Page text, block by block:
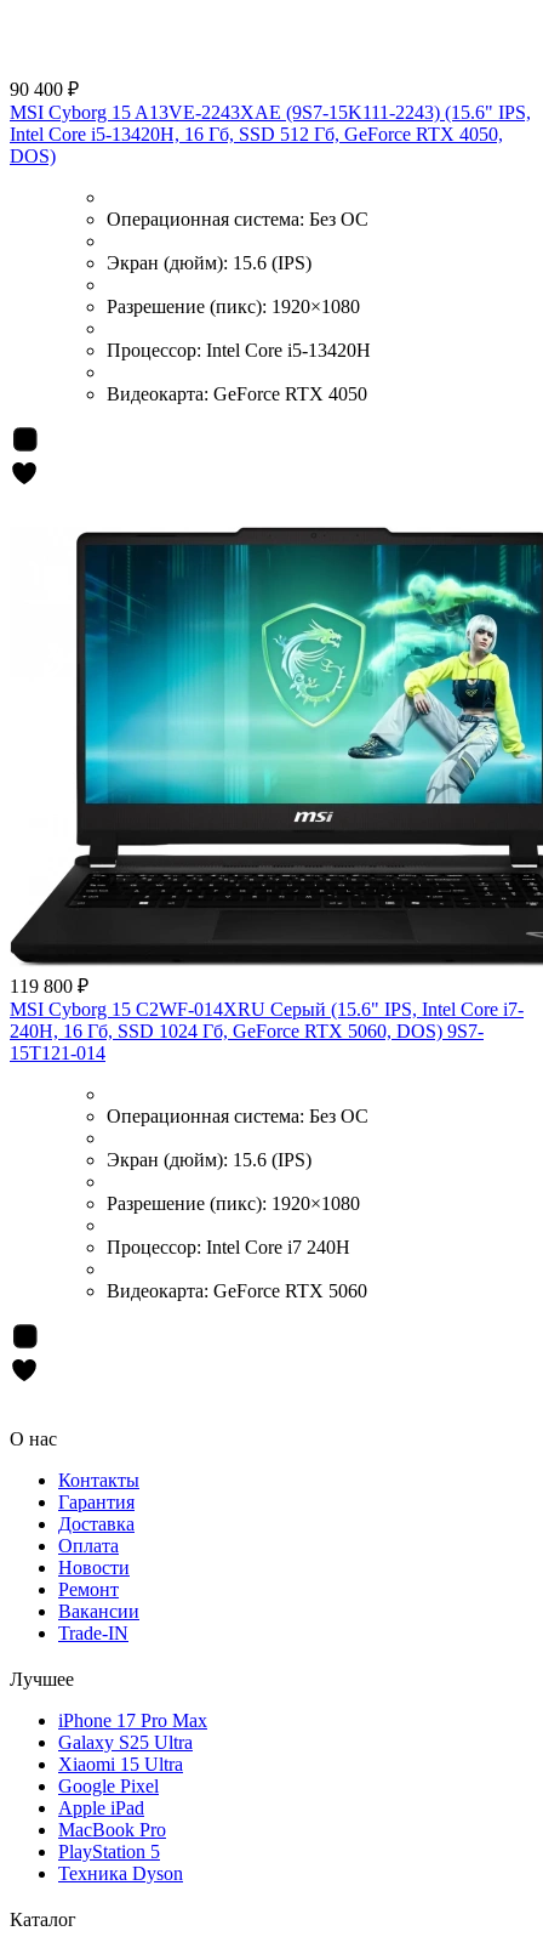
90 400 ₽
MSI Cyborg 15 A13VE-2243XAE (9S7-15K111-2243) (15.6" IPS,
Intel Core i5-13420H, 16 Гб, SSD 512 Гб, GeForce RTX 4050,
DOS)
Операционная система: Без ОС
Экран (дюйм): 15.6 (IPS)
Разрешение (пикс): 1920×1080
Процессор: Intel Core i5-13420H
Видеокарта: GeForce RTX 4050
119 800 ₽
MSI Cyborg 15 C2WF-014XRU Серый (15.6" IPS, Intel Core i7-
240H, 16 Гб, SSD 1024 Гб, GeForce RTX 5060, DOS) 9S7-
15T121-014
Операционная система: Без ОС
Экран (дюйм): 15.6 (IPS)
Разрешение (пикс): 1920×1080
Процессор: Intel Core i7 240H
Видеокарта: GeForce RTX 5060
О нас
Контакты
Гарантия
Доставка
Оплата
Новости
Ремонт
Вакансии
Trade-IN
Лучшее
iPhone 17 Pro Max
Galaxy S25 Ultra
Xiaomi 15 Ultra
Google Pixel
Apple iPad
MacBook Pro
PlayStation 5
Техника Dyson
Каталог